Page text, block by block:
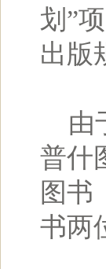
划”
出版
由
普什
图书
书两